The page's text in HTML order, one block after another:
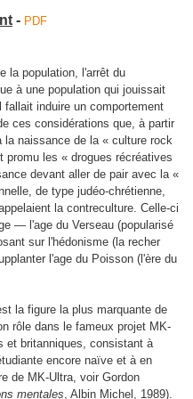
- PDF
la population, l'arrêt du
à une population qui jouissait
induire un comportement
ces considérations que, à partir
la naissance de la « culture rock
promu les « drogues récréatives
devant aller de pair avec la «
de type judéo-chrétienne,
la contreculture. Celle-ci
— l'age du Verseau (popularisé
sur l'hédonisme (la recher
l'age du Poisson (l'ère du
la figure la plus marquante de
rôle dans le fameux projet MK-
et britanniques, consistant à
encore naïve et à en
de MK-Ultra, voir Gordon
mentales, Albin Michel, 1989).